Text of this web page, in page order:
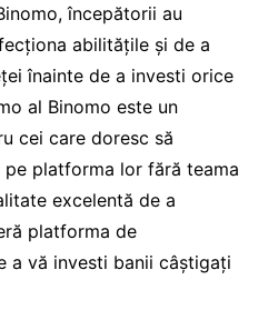
începătorii au
abilitățile și de a
înainte de a investi orice
al Binomo este un
cei care doresc să
platforma lor fără teama
excelentă de a
platforma de
a vă investi banii câștigați